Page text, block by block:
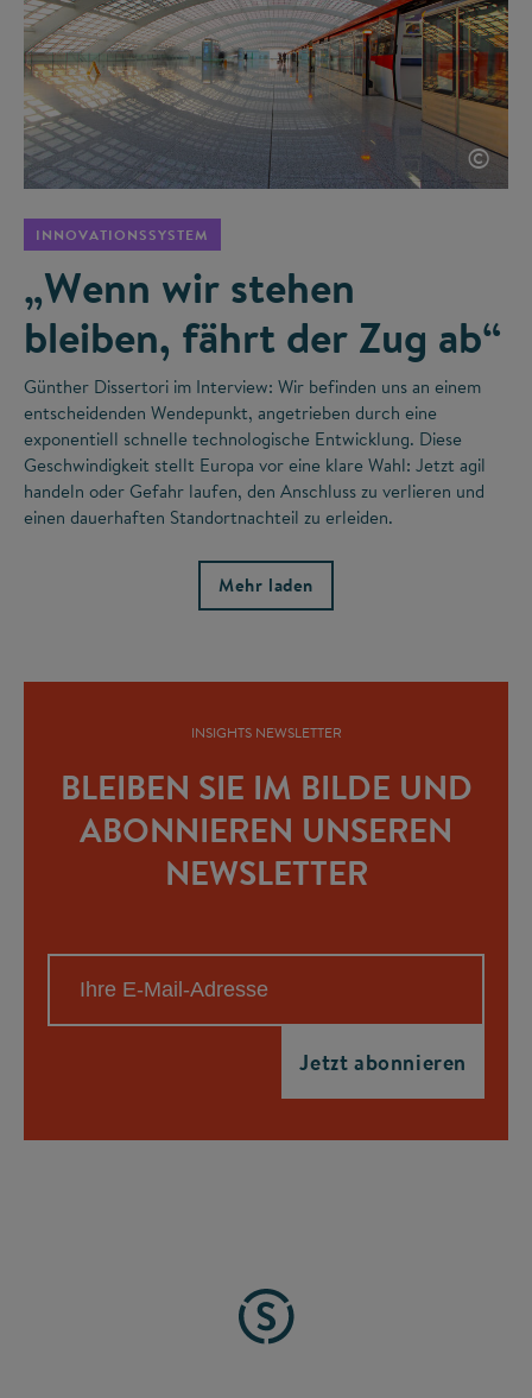
©
INNOVATIONSSYSTEM
„Wenn wir stehen
bleiben, fährt der Zug ab“
Günther Dissertori im Interview: Wir befinden uns an einem
entscheidenden Wendepunkt, angetrieben durch eine
exponentiell schnelle technologische Entwicklung. Diese
Geschwindigkeit stellt Europa vor eine klare Wahl: Jetzt agil
handeln oder Gefahr laufen, den Anschluss zu verlieren und
einen dauerhaften Standortnachteil zu erleiden.
Mehr laden
INSIGHTS NEWSLETTER
BLEIBEN SIE IM BILDE UND
ABONNIEREN UNSEREN
NEWSLETTER